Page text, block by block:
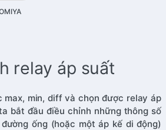
relay áp suất
max, min, diff và chọn được relay áp
bắt đầu điều chỉnh những thông số
ống (hoặc một áp kế di động)